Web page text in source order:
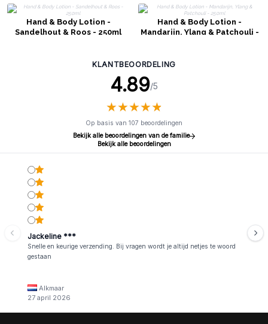
Hand & Body Lotion -
Sandelhout & Roos - 250ml
Hand & Body Lotion -
Mandarijn, Ylang & Patchouli -
KLANTBEOORDELING
4.89/5
★★★★★
★★★★★
Op basis van 107 beoordelingen
Bekijk alle beoordelingen van de familie
Bekijk alle beoordelingen
Jackeline ***
Snelle en keurige verzending. Bij vragen wordt je altijd netjes te woord
gestaan
Alkmaar
27 april 2026